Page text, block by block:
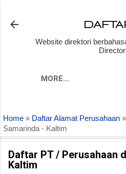
Website direktori
MORE…
Home » Daftar Alamat Perusahaan
Samarinda - Kaltim
Daftar PT / Perusahaan
Kaltim